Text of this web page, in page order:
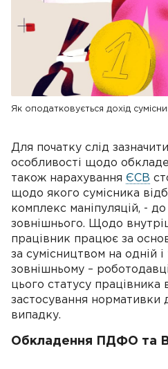
Як оподатковується дохід
Для початку слід
особливості щодо
також нарахування ЄСВ
щодо якого сумісника
комплекс маніпуляцій, -
зовнішнього. Щодо
працівник працює за
за сумісництвом на одній і
зовнішньому –
цього статусу працівника
застосування
випадку.
Обкладення ПДФО та